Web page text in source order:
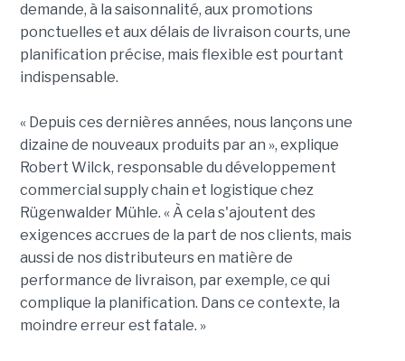
demande, à la saisonnalité, aux promotions
ponctuelles et aux délais de livraison courts, une
planification précise, mais flexible est pourtant
indispensable.
« Depuis ces dernières années, nous lançons une
dizaine de nouveaux produits par an », explique
Robert Wilck, responsable du développement
commercial supply chain et logistique chez
Rügenwalder Mühle. « À cela s'ajoutent des
exigences accrues de la part de nos clients, mais
aussi de nos distributeurs en matière de
performance de livraison, par exemple, ce qui
complique la planification. Dans ce contexte, la
moindre erreur est fatale. »